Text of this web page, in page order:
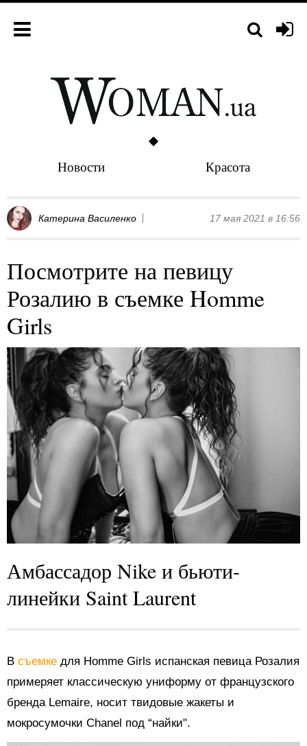
Новости Красота
Катерина Василенко 17 мая 2021 в 16:56
Посмотрите на певицу
Розалию в съемке Homme
Girls
Амбассадор Nike и бьюти-
линейки Saint Laurent
В съемке для Homme Girls испанская певица Розалия
примеряет классическую униформу от французского
бренда Lemaire, носит твидовые жакеты и
мокросумочки Chanel под “найки".